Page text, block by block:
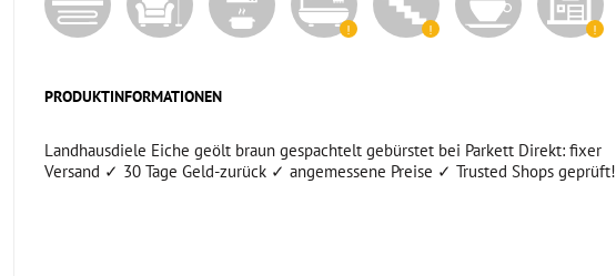
PRODUKTINFORMATIONEN
Landhausdiele Eiche geölt braun gespachtelt gebürstet bei Parkett Direkt: fixer
Versand ✓ 30 Tage Geld-zurück ✓ angemessene Preise ✓ Trusted Shops geprüft!